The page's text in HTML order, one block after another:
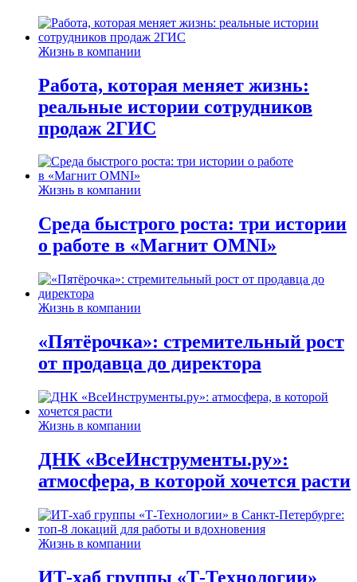
Жизнь в компании
Работа, которая меняет жизнь:
реальные истории сотрудников
продаж 2ГИС
Жизнь в компании
Среда быстрого роста: три истории
о работе в «Магнит OMNI»
Жизнь в компании
«Пятёрочка»: стремительный рост
от продавца до директора
Жизнь в компании
ДНК «ВсеИнструменты.ру»:
атмосфера, в которой хочется расти
Жизнь в компании
ИТ-хаб группы «Т-Технологии»